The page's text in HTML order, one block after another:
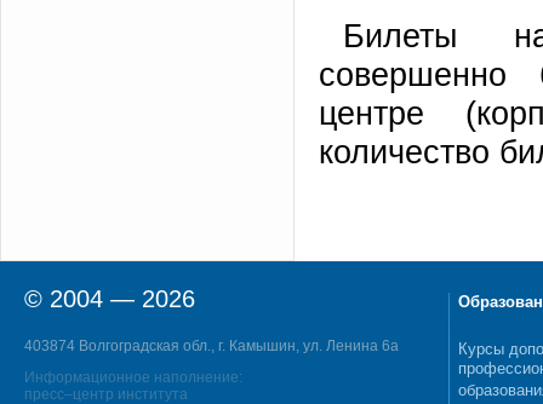
Билеты
совершенно
центре
количество
© 2004 — 2026
403874 Волгоградская обл., г. Камышин, ул. Ленина 6а
Информационное наполнение:
пресс–центр института
Курсы